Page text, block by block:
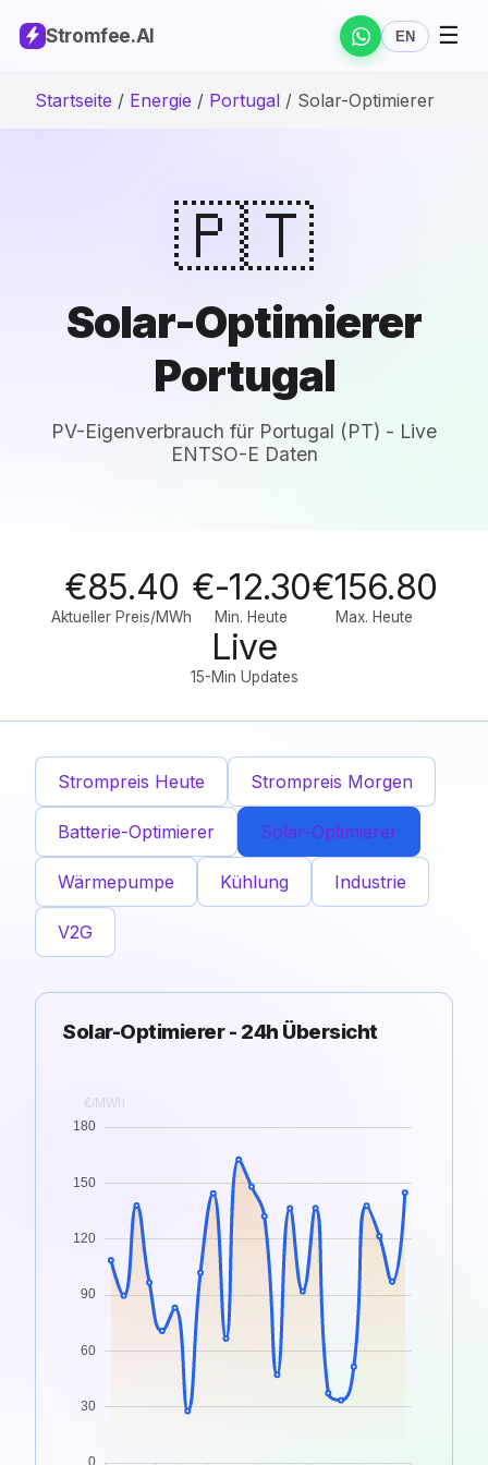
Stromfee.AI EN ☰
Startseite / Energie / Portugal / Solar-Optimierer
🇵🇹
Solar-Optimierer
Portugal
PV-Eigenverbrauch für Portugal (PT) - Live
ENTSO-E Daten
€85.40
Aktueller Preis/MWh
€-12.30
Min. Heute
€156.80
Max. Heute
Live
15-Min Updates
Strompreis Heute Strompreis Morgen
Batterie-Optimierer Solar-Optimierer
Wärmepumpe Kühlung Industrie
V2G
Solar-Optimierer - 24h Übersicht